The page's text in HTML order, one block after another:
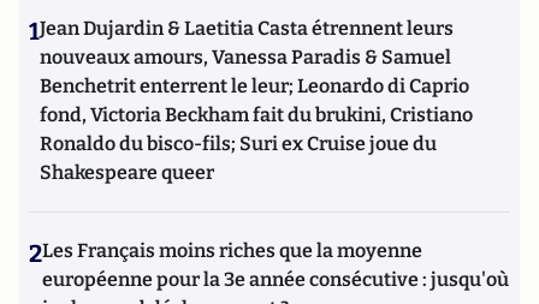
1Jean Dujardin & Laetitia Casta étrennent leurs
nouveaux amours, Vanessa Paradis & Samuel
Benchetrit enterrent le leur; Leonardo di Caprio
fond, Victoria Beckham fait du brukini, Cristiano
Ronaldo du bisco-fils; Suri ex Cruise joue du
Shakespeare queer
2Les Français moins riches que la moyenne
européenne pour la 3e année consécutive : jusqu'où